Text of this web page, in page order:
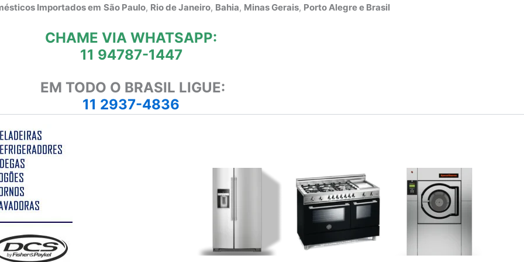
Importados em São Paulo, Rio de Janeiro, Bahia, Minas Gerais, Porto Alegre e Brasil
CHAME VIA WHATSAPP:
11 94787-1447
EM TODO O BRASIL LIGUE:
11 2937-4836